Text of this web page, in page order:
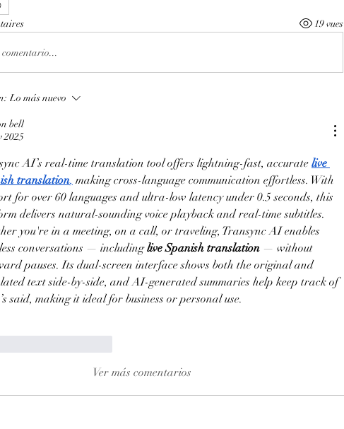
19 vues
Lo más nuevo
bell
2025
AI’s real-time translation tool offers lightning-fast, accurate live
translation, making cross-language communication effortless. With
for over 60 languages and ultra-low latency under 0.5 seconds, this
delivers natural-sounding voice playback and real-time subtitles.
you're in a meeting, on a call, or traveling, Transync AI enables
conversations — including live Spanish translation — without
pauses. Its dual-screen interface shows both the original and
text side-by-side, and AI-generated summaries help keep track of
said, making it ideal for business or personal use.
Ver más comentarios